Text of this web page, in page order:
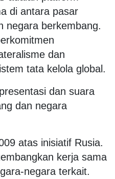
di antara pasar
negara berkembang.
dan
tata kelola global.
dan suara
dan negara
atas inisiatif Rusia.
kerja sama
negara terkait.